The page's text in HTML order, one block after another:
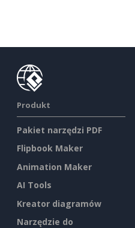
Produkt
Pakiet narzędzi PDF
Flipbook Maker
Animation Maker
AI Tools
Kreator diagramów
Narzędzie do